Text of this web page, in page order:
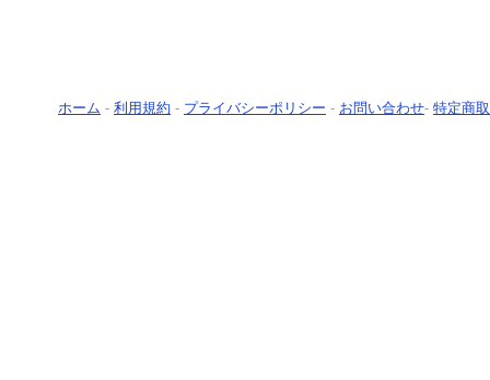
ホーム - 利用規約 - プライバシーポリシー - お問い合わせ- 特定商